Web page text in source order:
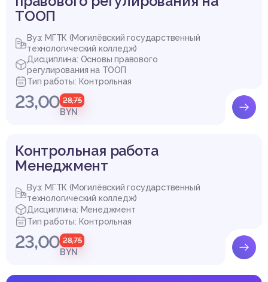
ТООП
Вуз: МГТК (Могилёвский государственный
технологический колледж)
Дисциплина: Основы правового
регулирования на ТООП
Тип работы: Контрольная
23,00 28,75
BYN
Контрольная работа
Менеджмент
Вуз: МГТК (Могилёвский государственный
технологический колледж)
Дисциплина: Менеджмент
Тип работы: Контрольная
23,00 28,75
BYN